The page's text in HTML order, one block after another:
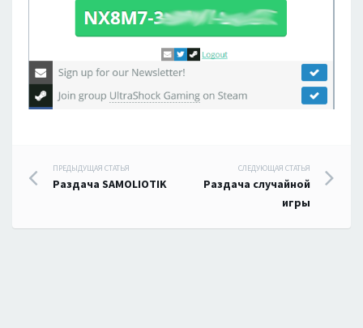
Навигация
записям
ПРЕДЫДУЩАЯ СТАТЬЯ
Раздача SAMOLIOTIK
СЛЕДУЮЩАЯ СТАТЬЯ
Раздача случайной
игры